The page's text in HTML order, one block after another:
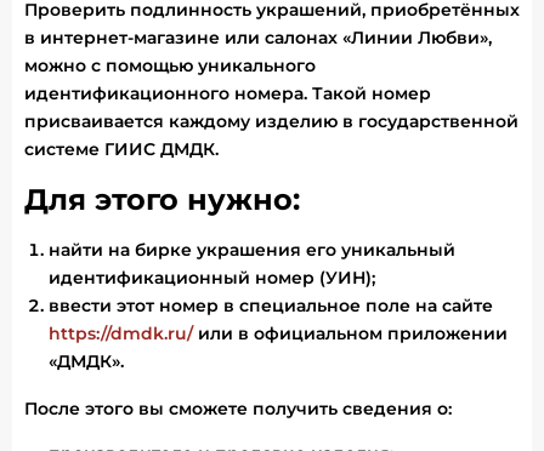
Проверить подлинность украшений, приобретённых
в интернет-магазине или салонах «Линии Любви»,
можно с помощью уникального
идентификационного номера. Такой номер
присваивается каждому изделию в государственной
системе ГИИС ДМДК.
Для этого нужно:
найти на бирке украшения его уникальный
идентификационный номер (УИН);
ввести этот номер в специальное поле на сайте
https://dmdk.ru/или в официальном приложении
«ДМДК».
После этого вы сможете получить сведения о: